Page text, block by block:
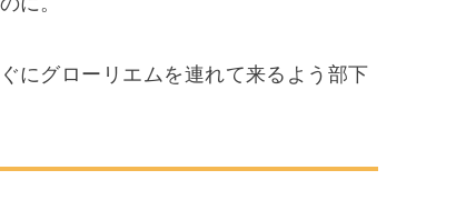
にグローリエムを連れて来るよう部下